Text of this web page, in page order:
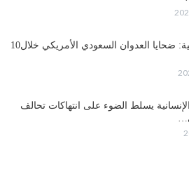
عين الإنسانية: ضحايا العدوان السعودي الأمريكي خلال10
يسلط الضوء على انتهاكات تحالف